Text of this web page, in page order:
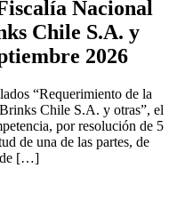
Nacional
Chile S.A. y
2026
“Requerimiento de la
Chile S.A. y otras”, el
por resolución de 5
de una de las partes, de
de […]